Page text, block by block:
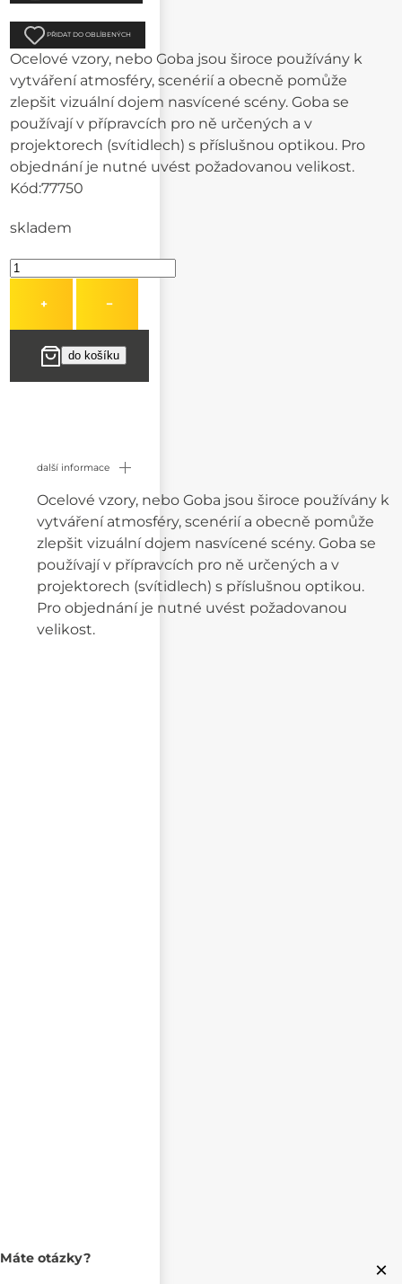
PŘIDAT DO OBLÍBENÝCH
Ocelové vzory, nebo Goba jsou široce používány k
vytváření atmosféry, scenérií a obecně pomůže
zlepšit vizuální dojem nasvícené scény. Goba se
používají v přípravcích pro ně určených a v
projektorech (svítidlech) s příslušnou optikou. Pro
objednání je nutné uvést požadovanou velikost.
Kód:77750
skladem
+ −
další informace
Ocelové vzory, nebo Goba jsou široce používány k
vytváření atmosféry, scenérií a obecně pomůže
zlepšit vizuální dojem nasvícené scény. Goba se
používají v přípravcích pro ně určených a v
projektorech (svítidlech) s příslušnou optikou.
Pro objednání je nutné uvést požadovanou
velikost.
×
Máte otázky?